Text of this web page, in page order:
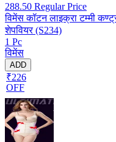
288.50 Regular Price
विमेंस कॉटन लाइक्रा टम्मी
शेपवियर (S234)
1 Pc
विमेंस
ADD
₹226
OFF